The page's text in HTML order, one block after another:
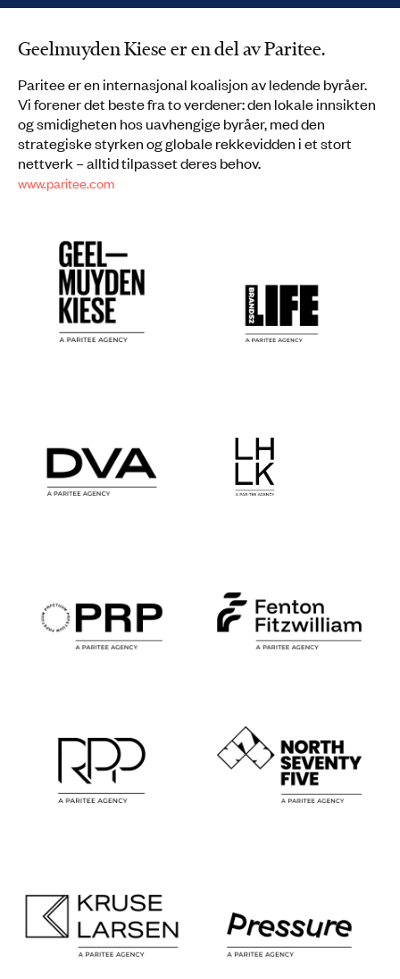
Geelmuyden Kiese er en del av Paritee.
Paritee er en internasjonal koalisjon av ledende byråer.
Vi forener det beste fra to verdener: den lokale innsikten
og smidigheten hos uavhengige byråer, med den
strategiske styrken og globale rekkevidden i et stort
nettverk – alltid tilpasset deres behov.
www.paritee.com